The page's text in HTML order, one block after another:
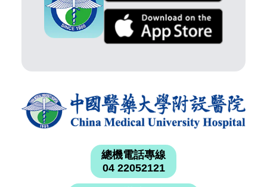
總機電話專線
04 22052121